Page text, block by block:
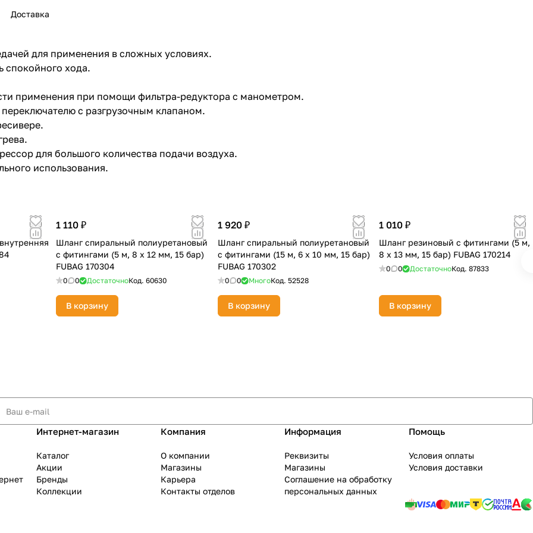
Доставка
для применения в сложных условиях.
спокойного хода.
применения при помощи фильтра-редуктора с манометром.
с разгрузочным клапаном.
для большого количества подачи воздуха.
использования.
1 110 ₽
Шланг спиральный полиуретановый
с фитингами (5 м, 8 х 12 мм, 15 бар)
FUBAG 170304
0 0 ДостаточноКод.60630
В корзину
1 920 ₽
Шланг спиральный полиуретановый
с фитингами (15 м, 6 х 10 мм, 15 бар)
FUBAG 170302
0 0 МногоКод. 52528
В корзину
1 010 ₽
Шланг резиновый с фитингами (5 м,
8 х 13 мм, 15 бар) FUBAG 170214
0 0 ДостаточноКод. 87833
В корзину
Интернет-магазин
Каталог
Акции
Бренды
Коллекции
Компания
О компании
Магазины
Карьера
Контакты отделов
Информация
Реквизиты
Магазины
Соглашение на обработку
персональных данных
Помощь
Условия оплаты
Условия доставки